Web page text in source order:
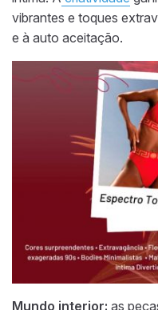
vibrantes e toques
e à auto aceitação.
Mundo interior: as